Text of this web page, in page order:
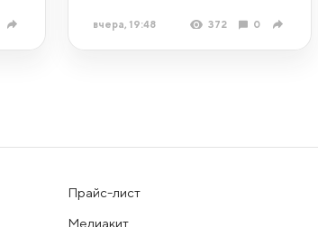
вчера, 19:48 372 0
Прайс-лист
Медиакит